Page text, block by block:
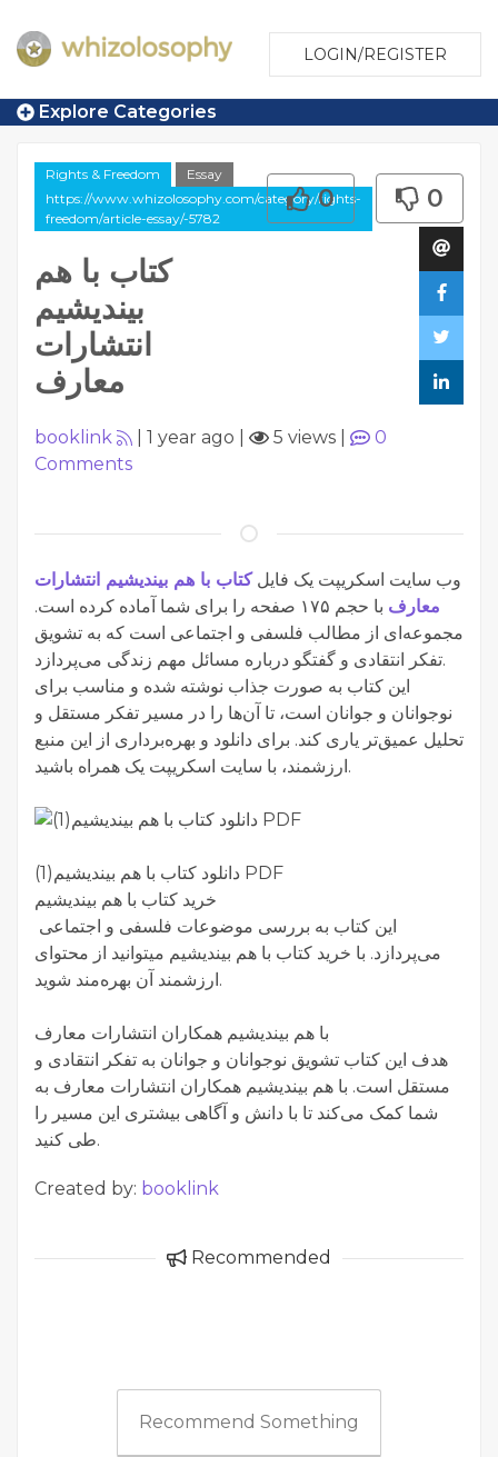
LOGIN/REGISTER
Explore Categories
Rights & Freedom
Essay
https://www.whizolosophy.com/category/rights-
freedom/article-essay/-5782
کتاب با هم
بیندیشیم
انتشارات
معارف
0 0
booklink 1 year ago 5 views
0
Comments
وب سایت اسکریپت یک فایلکتاب با هم بیندیشیم انتشارات
معارف
با حجم ۱۷۵ صفحه را برای شما آماده کرده است.
مجموعه‌ای از مطالب فلسفی و اجتماعی است که به تشویق
تفکر انتقادی و گفتگو درباره مسائل مهم زندگی می‌پردازد.
این کتاب به صورت جذاب نوشته شده و مناسب برای
نوجوانان و جوانان است، تا آن‌ها را در مسیر تفکر مستقل و
تحلیل عمیق‌تر یاری کند. برای دانلود و بهره‌برداری از این منبع
ارزشمند، با سایت اسکریپت یک همراه باشید.
دانلود کتاب با هم بیندیشیم(1) PDF
خرید کتاب با هم بیندیشیم
می‌پردازد. با خرید کتاب با هم بیندیشیم میتوانید از محتوای
ارزشمند آن بهره‌مند شوید.
با هم بیندیشیم همکاران انتشارات معارف
هدف این کتاب تشویق نوجوانان و جوانان به تفکر انتقادی و
مستقل است. با هم بیندیشیم همکاران انتشارات معارف به
شما کمک می‌کند تا با دانش و آگاهی بیشتری این مسیر را
طی کنید.
Created by: booklink
Recommended
Recommend Something